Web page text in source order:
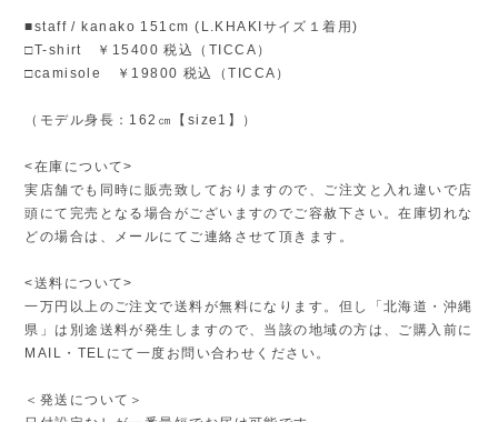
■staff / kanako 151cm (L.KHAKIサイズ１着用)
□T-shirt ￥15400 税込（TICCA）
□camisole ￥19800 税込（TICCA）
（モデル身長：162㎝【size1】）
<在庫について>
実店舗でも同時に販売致しておりますので、ご注文と入れ違いで店
頭にて完売となる場合がございますのでご容赦下さい。在庫切れな
どの場合は、メールにてご連絡させて頂きます。
<送料について>
一万円以上のご注文で送料が無料になります。但し「北海道・沖縄
県」は別途送料が発生しますので、当該の地域の方は、ご購入前に
MAIL・TELにて一度お問い合わせください。
＜発送について＞